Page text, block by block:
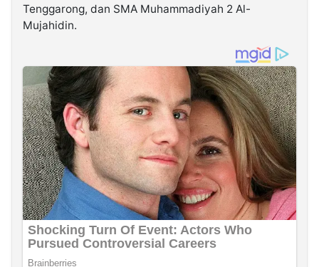
Tenggarong, dan SMA Muhammadiyah 2 Al-
Mujahidin.